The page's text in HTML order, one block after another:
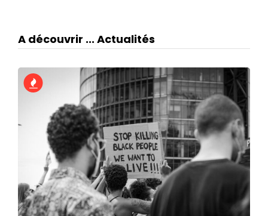
A découvrir ... Actualités